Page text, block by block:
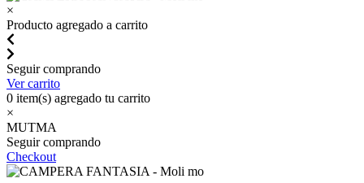
×
Producto agregado a carrito
Seguir comprando
Ver carrito
0 item(s) agregado tu carrito
×
MUTMA
Seguir comprando
Checkout